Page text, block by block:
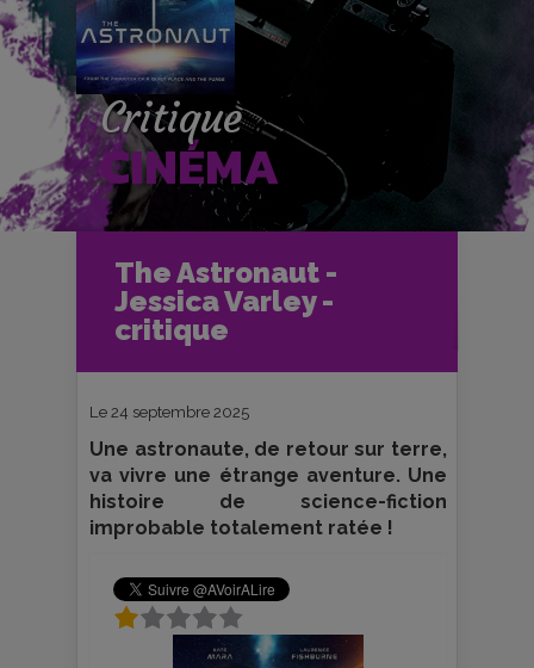
Critique
CINÉMA
The Astronaut -
Jessica Varley -
critique
Accueil
Cinéma
Critiques et fiches films
The Astronaut - Jessica Varley -
critique
Le 24 septembre 2025
Une astronaute, de retour sur terre,
va vivre une étrange aventure. Une
histoire de science-fiction
improbable totalement ratée !